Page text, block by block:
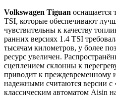
Volkswagen Tiguan оснащается
TSI, которые обеспечивают
чувствительны к качеству
ранних версиях 1.4 TSI
тысячам километров, у более
ресурс увеличен.
сцеплением склонны к
приводит к преждевременному
надежными считаются версии с
классическим автоматом Aisin